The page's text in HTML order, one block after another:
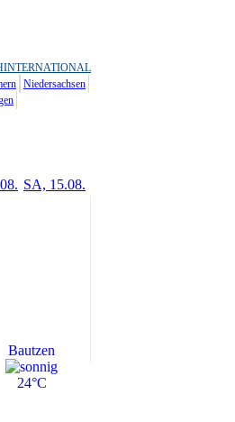
INTERNATIONAL
Niedersachsen
SA, 15.08.
Bautzen
24°C